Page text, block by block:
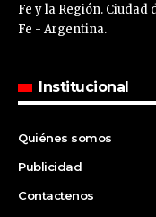
Fe y la Región. Ciudad
Fe - Argentina.
Institucional
Quiénes somos
Publicidad
Contactenos